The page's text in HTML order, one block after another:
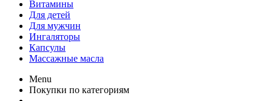
Витамины
Для детей
Для мужчин
Ингаляторы
Капсулы
Массажные масла
Menu
Покупки по категориям